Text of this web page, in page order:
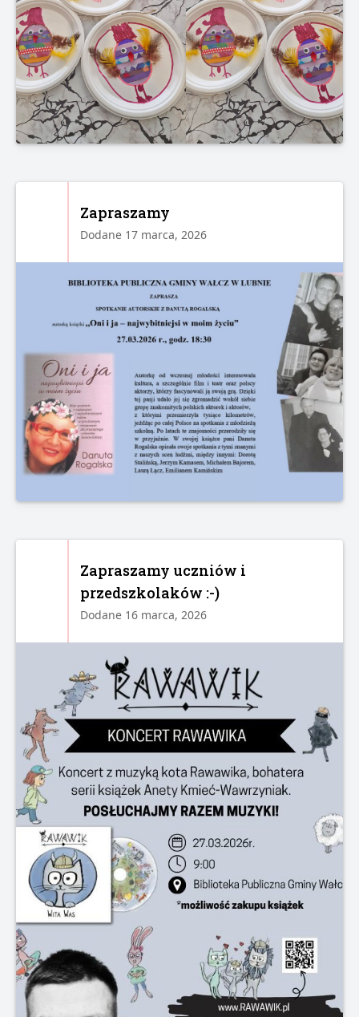
Zapraszamy
Dodane 17 marca, 2026
Zapraszamy uczniów i
przedszkolaków :-)
Dodane 16 marca, 2026